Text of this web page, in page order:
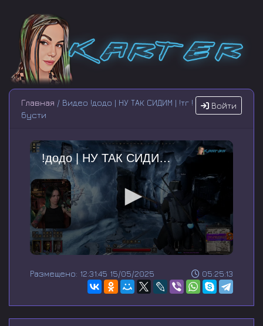
Войти
Главная / Видео !додо | НУ ТАК СИДИМ | !тг !
бусти
!додо | НУ ТАК СИДИМ | !тг !бусти
e
n
05:25:13
Размещено: 12:31:45 15/05/2025